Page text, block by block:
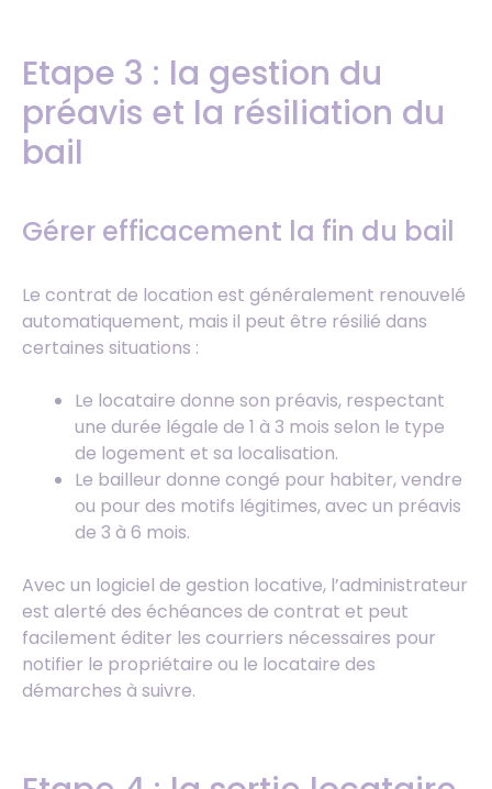
Etape 3 : la gestion du
préavis et la résiliation du
bail
Gérer efficacement la fin du bail
Le contrat de location est généralement renouvelé
automatiquement, mais il peut être résilié dans
certaines situations :
Le locataire donne son préavis, respectant
une durée légale de 1 à 3 mois selon le type
de logement et sa localisation.
Le bailleur donne congé pour habiter, vendre
ou pour des motifs légitimes, avec un préavis
de 3 à 6 mois.
Avec un logiciel de gestion locative, l’administrateur
est alerté des échéances de contrat et peut
facilement éditer les courriers nécessaires pour
notifier le propriétaire ou le locataire des
démarches à suivre.